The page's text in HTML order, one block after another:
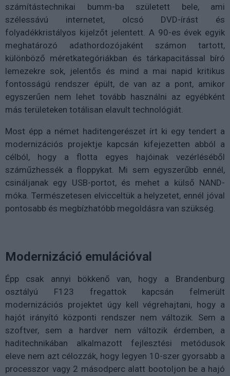
számítástechnikai bumm-ba született bele, ami
szélessávú internetet, olcsó DVD-írást és
folyadékkristályos kijelzőt jelentett. A 90-es évek egyik
meghatározó adathordozójaként számon tartott,
különböző méretkategóriákban és tárkapacitással bíró
lemezekre sok, jelentős és mind a mai napid kritikus
fontosságú rendszer épült, de van az a pont, amikor
egyszerűen nem lehet tovább használni az egyébként
más területeken totálisan elavult technológiát.
Most épp a német haditengerészet írt ki egy tendert a
modernizációs projektje kapcsán kifejezetten abból a
célból, hogy a flotta egyes hajóinak vezérléséből
száműzhessék a floppykat. Mi sem egyszerűbb ennél,
csináljanak egy USB-portot, és mehet a külső NAND-
móka. Természetesen elvicceltük a helyzetet, ennél jóval
pontosabb és megbízhatóbb megoldásra van szükség.
Modernizáció emulációval
Épp csak annyi bökkenő van, hogy a Brandenburg
osztályú F123 fregattok kapcsán felmerült
modernizációs projektet úgy kell végrehajtani, hogy a
hajót irányító központi rendszer nem változik. Sem a
szoftver, sem a hardver nem változik érdemben, a
haditechnikában alkalmazott fejlesztési metódusok
eleve nem azt célozzák, hogy legyen 10-szer gyorsabb a
processzor vagy 2 másodperc alatt bootoljon be a hajó